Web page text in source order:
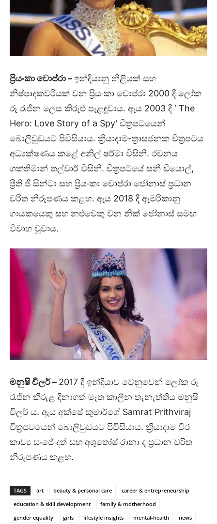
ප්‍රියංකා චොප්රා–ඉන්දියානු නිළියක් සහ
නිෂ්පාදකවරියක් වන ප්‍රියංකා චොප්රා 2000 දී ලෝක
රූ රැජින ලෙස කිරුළු පැළඳුවාය. ඇය 2003 දී ‘ The
Hero: Love Story of a Spy’ චිත්‍රපටයෙන්
බොලිවුඩයට පිවිසියාය. ක්‍රියාදාම-ත්‍රාසජනක චිත්‍රපටය
අධ්‍යක්ෂණය කළේ අනිල් ෂර්මා විසිනි. රචනය
ශක්තිමාන් තල්වාර් විසිනි. චිත්‍රපටයේ සනී ඩියොල්,
ප්‍රීති ජී සින්ටා සහ ප්‍රියංකා චොප්රා ජෝනාස් ප්‍රධාන
චරිත නිරූපණය කළහ. ඇය 2018 දී ඇමරිකානු
ගායකයෙකු සහ නළුවෙකු වන නික් ජෝනාස් සමඟ
විවාහ වූවාය.
මනුෂි චිලර්– 2017 දී ඉන්දියාව වෙනුවෙන් ලෝක රූ
රැජින කිරුළ දිනාගත් මෑත කාලීන තැනැත්තිය මනුෂි
චිලර් ය. ඇය අක්ෂේ කුමාර්ගේ Samrat Prithviraj
චිත්‍රපටයෙන් බොලිවුඩයට පිවිසියාය. ක්‍රියාදාම වීර
කාව්‍ය සංජේ දත් සහ අශුතෝෂ් රානා ද ප්‍රධාන චරිත
නිරූපණය කළහ.
TAGS art beauty & personal care
career & entrepreneurship
education & skill development
family & motherhood
gender equality
girls lifestyle insights mental-health
news